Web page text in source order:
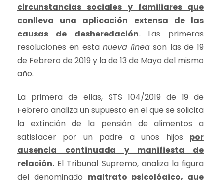
circunstancias sociales y familiares que
conlleva una aplicación extensa de las
causas de desheredación.
Las primeras
resoluciones en esta nueva línea son las de 19
de Febrero de 2019 y la de 13 de Mayo del mismo
año.
La primera de ellas, STS 104/2019 de 19 de
Febrero analiza un supuesto en el que se solicita
la extinción de la pensión de alimentos a
satisfacer por un padre a unos hijos por
ausencia continuada y manifiesta de
relación. El Tribunal Supremo, analiza la figura
del denominado maltrato psicológico, que